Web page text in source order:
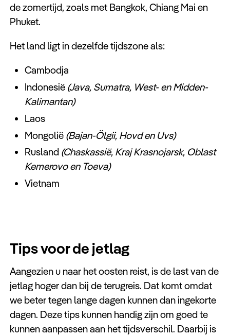
de zomertijd, zoals met Bangkok, Chiang Mai en
Phuket.
Het land ligt in dezelfde tijdszone als:
Cambodja
Indonesië (Java, Sumatra, West- en Midden-
Kalimantan)
Laos
Mongolië (Bajan-Ölgii, Hovd en Uvs)
Rusland (Chaskassië, Kraj Krasnojarsk, Oblast
Kemerovo en Toeva)
Vietnam
Tips voor de jetlag
Aangezien u naar het oosten reist, is de last van de
jetlag hoger dan bij de terugreis. Dat komt omdat
we beter tegen lange dagen kunnen dan ingekorte
dagen. Deze tips kunnen handig zijn om goed te
kunnen aanpassen aan het tijdsverschil. Daarbij is